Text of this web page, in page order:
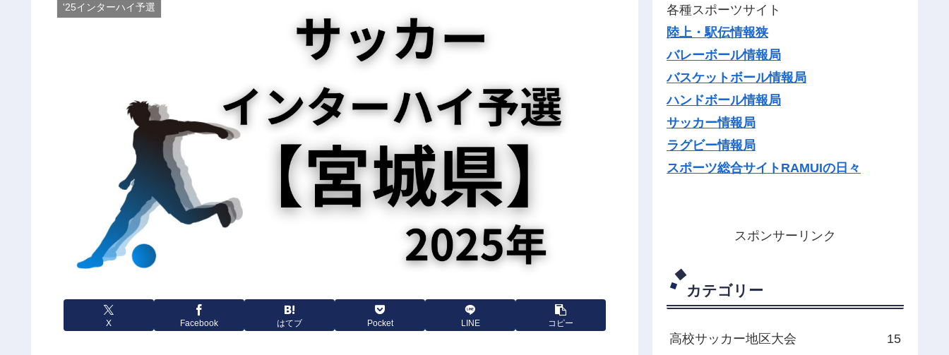
'25インターハイ予選
X Facebook はてブ Pocket LINE コピー
各種スポーツサイト
陸上・駅伝情報狭
バレーボール情報局
バスケットボール情報局
ハンドボール情報局
サッカー情報局
ラグビー情報局
スポーツ総合サイトRAMUIの日々
スポンサーリンク
カテゴリー
高校サッカー地区大会 15